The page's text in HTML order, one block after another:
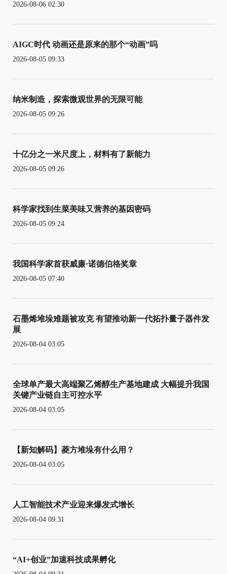
2026-08-06 02:30
AIGC时代 动画还是原来的那个“动画”吗
2026-08-05 09:33
纳米制造，探索微观世界的无限可能
2026-08-05 09:26
十亿分之一米尺度上，材料有了新能力
2026-08-05 09:26
科学家找到生菜美味又营养的基因密码
2026-08-05 09:24
我国科学家首获威廉·诺德伯格奖章
2026-08-05 07:40
石墨烯堆垛难题被攻克 有望推动新一代拓扑量子器件发
展
2026-08-04 03:05
全球单产最大高端聚乙烯醇生产基地建成 大幅提升我国
关键产业链自主可控水平
2026-08-04 03:05
【新知解码】菱方堆垛有什么用？
2026-08-04 03:05
人工智能技术产业迎来爆发式增长
2026-08-04 09:31
“AI+创业”加速科技成果孵化